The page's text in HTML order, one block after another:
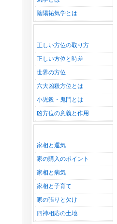
陰陽祐気学とは
正しい方位の取り方
正しい方位と時差
世界の方位
六大凶殺方位とは
小児殺・鬼門とは
凶方位の意義と作用
家相と運気
家の購入のポイント
家相と病気
家相と子育て
家の張りと欠け
四神相応の土地